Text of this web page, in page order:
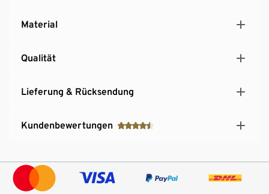
Material
Qualität
Lieferung & Rücksendung
Kundenbewertungen